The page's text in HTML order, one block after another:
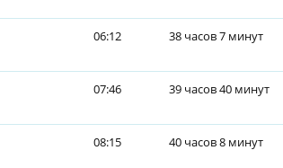
06:12 38 часов 7 минут
07:46 39 часов 40 минут
08:15 40 часов 8 минут